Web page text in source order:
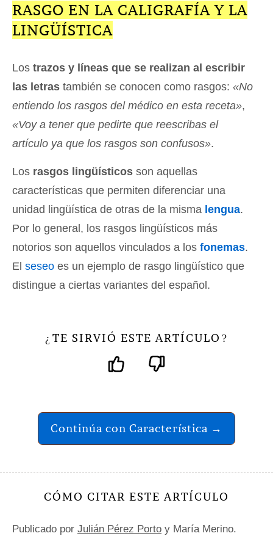
RASGO EN LA CALIGRAFÍA Y LA
LINGÜÍSTICA
Los trazos y líneas que se realizan al escribir
las letras también se conocen como rasgos: «No
entiendo los rasgos del médico en esta receta»,
«Voy a tener que pedirte que reescribas el
artículo ya que los rasgos son confusos».
Los rasgos lingüísticos son aquellas
características que permiten diferenciar una
unidad lingüística de otras de la misma lengua.
Por lo general, los rasgos lingüísticos más
notorios son aquellos vinculados a los fonemas.
El seseo es un ejemplo de rasgo lingüístico que
distingue a ciertas variantes del español.
¿ TE SIRVIÓ ESTE ARTÍCULO ?
Continúa con Característica →
CÓMO CITAR ESTE ARTÍCULO
Publicado por Julián Pérez Porto y María Merino.